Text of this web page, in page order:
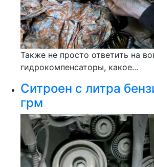
Также не просто ответить на
гидрокомпенсаторы, какое...
Ситроен с литра
грм